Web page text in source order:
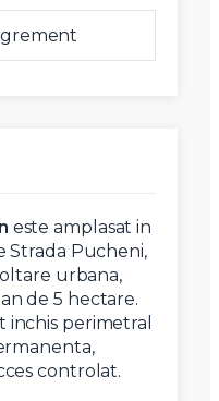
este amplasat in
Strada Pucheni,
urbana,
de 5 hectare.
perimetral
controlat.